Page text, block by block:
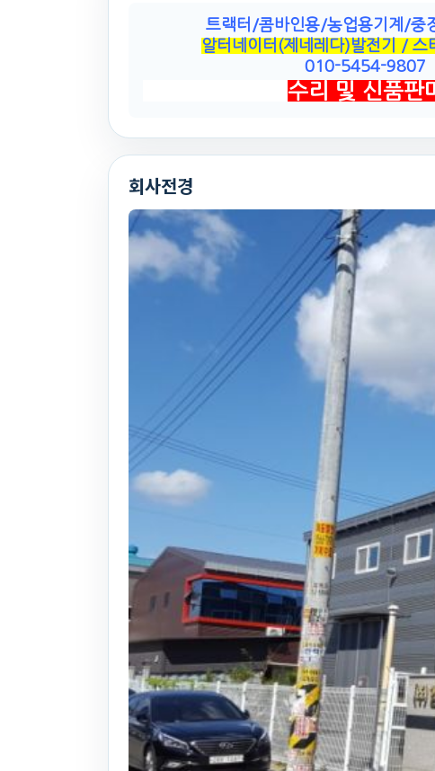
트랙터/콤바인용/농업용기계/중장
알터네이터(제네레다)발전기 / 스
010-5454-9807
수리 및 신품판
회사전경